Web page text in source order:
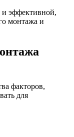
и эффективной,
монтажа и
факторов,
для